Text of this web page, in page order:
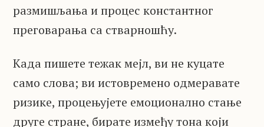
размишљања и процес константног
преговарања са стварношћу.
Када пишете тежак мејл, ви не куцате
само слова; ви истовремено одмеравате
ризике, процењујете емоционално стање
друге стране, бирате између тона који